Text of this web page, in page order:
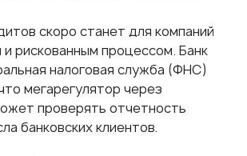
скоро станет для компаний
рискованным процессом. Банк
налоговая служба (ФНС)
мегарегулятор через
проверять отчетность
банковских клиентов.